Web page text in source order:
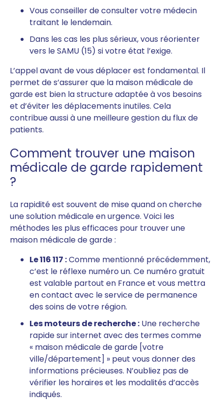
Vous conseiller de consulter votre médecin
traitant le lendemain.
Dans les cas les plus sérieux, vous réorienter
vers le SAMU (15) si votre état l’exige.
L’appel avant de vous déplacer est fondamental. Il
permet de s’assurer que la maison médicale de
garde est bien la structure adaptée à vos besoins
et d’éviter les déplacements inutiles. Cela
contribue aussi à une meilleure gestion du flux de
patients.
Comment trouver une maison
médicale de garde rapidement
?
La rapidité est souvent de mise quand on cherche
une solution médicale en urgence. Voici les
méthodes les plus efficaces pour trouver une
maison médicale de garde :
Le 116 117 :Comme mentionné précédemment,
c’est le réflexe numéro un. Ce numéro gratuit
est valable partout en France et vous mettra
en contact avec le service de permanence
des soins de votre région.
Les moteurs de recherche : Une recherche
rapide sur internet avec des termes comme
« maison médicale de garde [votre
ville/département] » peut vous donner des
informations précieuses. N’oubliez pas de
vérifier les horaires et les modalités d’accès
indiqués.